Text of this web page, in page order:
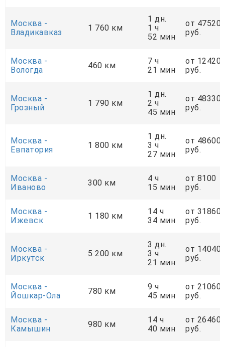
Москва -
Владикавказ
1 760 км
1 дн.
1 ч
52 мин
от 47520
руб.
Москва -
Вологда
460 км
7 ч
21 мин
от 12420
руб.
Москва -
Грозный
1 790 км
1 дн.
2 ч
45 мин
от 48330
руб.
Москва -
Евпатория
1 800 км
1 дн.
3 ч
27 мин
от 48600
руб.
Москва -
Иваново
300 км
4 ч
15 мин
от 8100
руб.
Москва -
Ижевск
1 180 км
14 ч
34 мин
от 31860
руб.
Москва -
Иркутск
5 200 км
3 дн.
3 ч
21 мин
от
руб.
Москва -
Йошкар-Ола
780 км
9 ч
45 мин
от 21060
руб.
Москва -
Камышин
980 км
14 ч
40 мин
от 26460
руб.